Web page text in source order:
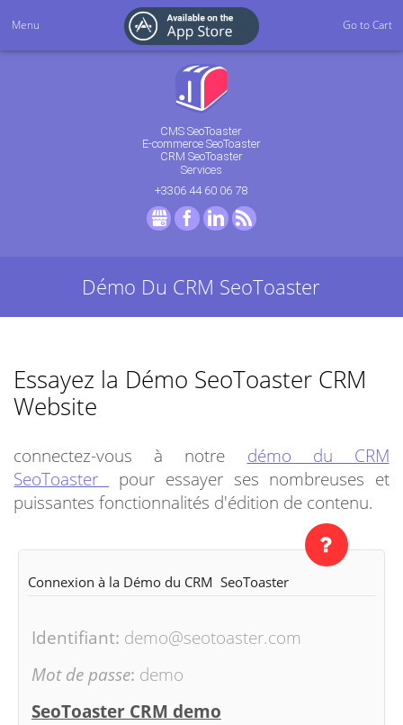
CMS SeoToaster
E-commerce SeoToaster
CRM SeoToaster
Services
+3306 44 60 06 78
GMB FacebookLinkedIn
Démo Du CRM SeoToaster
Essayez la Démo SeoToaster CRM
Website
connectez-vous à notre démo du CRM
SeoToaster
pour essayer ses nombreuses et
puissantes fonctionnalités d'édition de contenu.
Connexion à la Démo du CRM SeoToaster
Identifiant: demo@seotoaster.com
Mot de passe: demo
SeoToaster CRM demo
Menu Go to Cart